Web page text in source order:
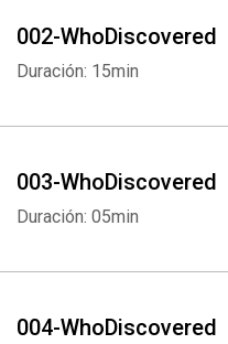
002-WhoDiscovered
Duración: 15min
003-WhoDiscovered
Duración: 05min
004-WhoDiscovered